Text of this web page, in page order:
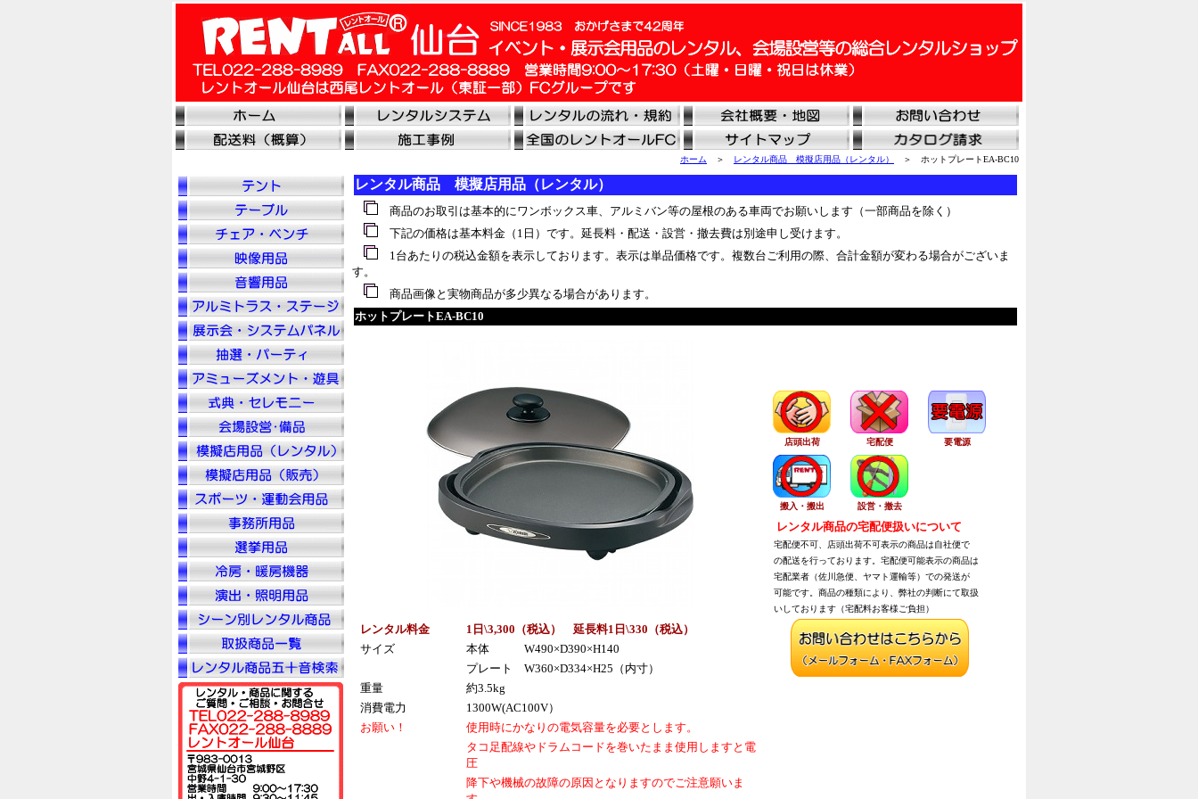
ホーム ＞ レンタル商品 模擬店用品（レンタル） ＞ ホットプレートEA-BC10
レンタル商品 模擬店用品（レンタル）
商品のお取引は基本的にワンボックス車、アルミバン等の屋根のある車両でお願いします（一部商品を除く）
下記の価格は基本料金（1日）です。延長料・配送・設営・撤去費は別途申し受けます。
1台あたりの税込金額を表示しております。表示は単品価格です。複数台ご利用の際、合計金額が変わる場合がございま
す。
商品画像と実物商品が多少異なる場合があります。
ホットプレートEA-BC10
店頭出荷 宅配便 要電源
搬入・搬出 設営・撤去
レンタル商品の宅配便扱いについて
宅配便不可、店頭出荷不可表示の商品は自社便で
の配送を行っております。宅配便可能表示の商品は
宅配業者（佐川急便、ヤマト運輸等）での発送が
可能です。商品の種類により、弊社の判断にて取扱
いしております（宅配料お客様ご負担）
レンタル料金 1日\3,300（税込） 延長料1日\330（税込）
サイズ
本体 W490×D390×H140
プレート W360×D334×H25（内寸）
重量
約3.5kg
消費電力
1300W(AC100V）
お願い！
使用時にかなりの電気容量を必要とします。
タコ足配線やドラムコードを巻いたまま使用しますと電
圧
降下や機械の故障の原因となりますのでご注意願いま